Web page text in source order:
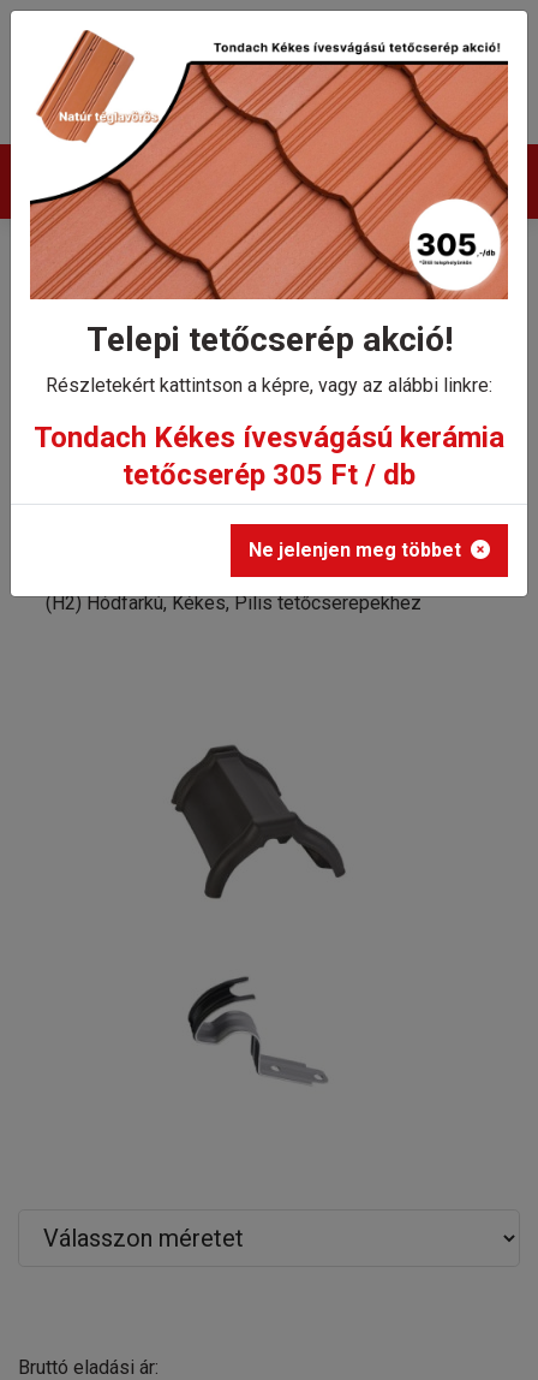
Termékek
Tondach hornyolt XXL
gerinccserép
rögzítőkapoccsal (H2)
Hódfarkú, Kékes, Pilis
tetőcserepekhez
Tondach hornyolt XXL gerinccserép rögzítőkapoccsal
(H2) Hódfarkú, Kékes, Pilis tetőcserepekhez
Bruttó eladási ár:
Telepi tetőcserép akció!
Részletekért kattintson a képre, vagy az alábbi linkre:
Tondach Kékes ívesvágású kerámia
tetőcserép 305 Ft / db
Ne jelenjen meg többet